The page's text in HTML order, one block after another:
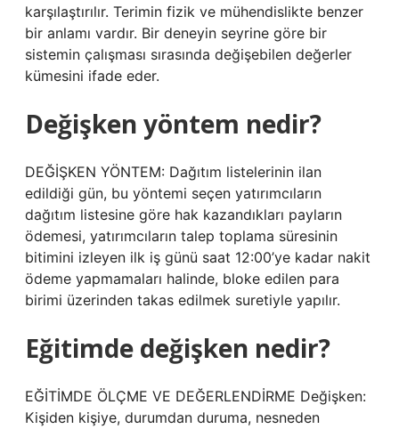
karşılaştırılır. Terimin fizik ve mühendislikte benzer
bir anlamı vardır. Bir deneyin seyrine göre bir
sistemin çalışması sırasında değişebilen değerler
kümesini ifade eder.
Değişken yöntem nedir?
DEĞİŞKEN YÖNTEM: Dağıtım listelerinin ilan
edildiği gün, bu yöntemi seçen yatırımcıların
dağıtım listesine göre hak kazandıkları payların
ödemesi, yatırımcıların talep toplama süresinin
bitimini izleyen ilk iş günü saat 12:00’ye kadar nakit
ödeme yapmamaları halinde, bloke edilen para
birimi üzerinden takas edilmek suretiyle yapılır.
Eğitimde değişken nedir?
EĞİTİMDE ÖLÇME VE DEĞERLENDİRME Değişken:
Kişiden kişiye, durumdan duruma, nesneden